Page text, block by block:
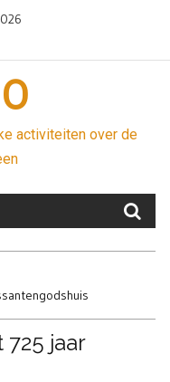
activiteiten over de
jaar